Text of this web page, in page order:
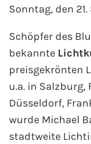
Sonntag, den
Schöpfer des
bekannte
preisgekrönten
u.a. in Salzburg,
Düsseldorf,
wurde Michael
stadtweite